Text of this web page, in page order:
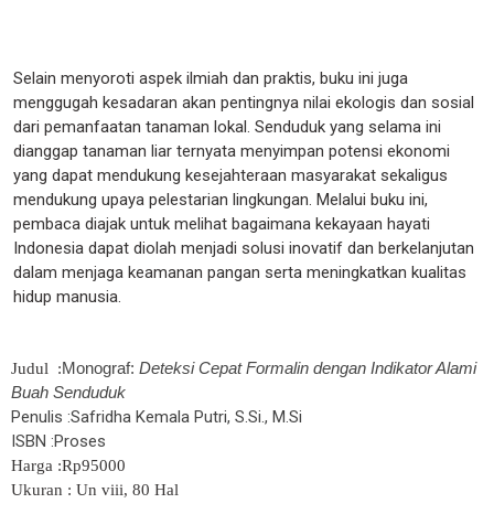
Selain menyoroti aspek ilmiah dan praktis, buku ini juga
menggugah kesadaran akan pentingnya nilai ekologis dan sosial
dari pemanfaatan tanaman lokal. Senduduk yang selama ini
dianggap tanaman liar ternyata menyimpan potensi ekonomi
yang dapat mendukung kesejahteraan masyarakat sekaligus
mendukung upaya pelestarian lingkungan. Melalui buku ini,
pembaca diajak untuk melihat bagaimana kekayaan hayati
Indonesia dapat diolah menjadi solusi inovatif dan berkelanjutan
dalam menjaga keamanan pangan serta meningkatkan kualitas
hidup manusia.
Judul :Monograf: Deteksi Cepat Formalin dengan Indikator Alami
Buah Senduduk
Penulis :Safridha Kemala Putri, S.Si., M.Si
ISBN :Proses
Harga :Rp95000
Ukuran : Un viii, 80 Hal